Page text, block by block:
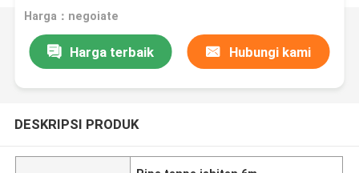
Karbon Pipa Tanpa Jahitan
Harga：negoiate
Harga terbaik Hubungi kami
DESKRIPSI PRODUK